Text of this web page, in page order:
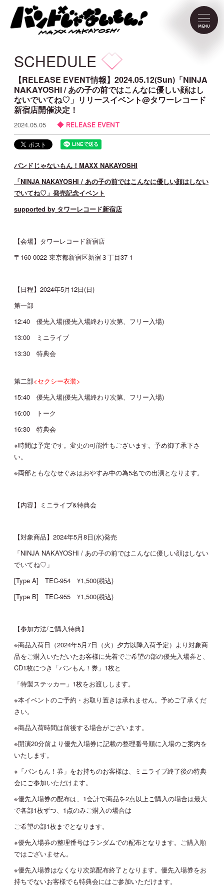
MENU
NEWS
PROFILE
VIDEO
DISCOGRAPHY
CONTACT
FC Menu
JOIN
MOVIE
GALLERY
TICKET
BIRTHDAY MAIL
SCHEDULE
【RELEASE EVENT情報】2024.05.12(Sun)「NINJA
NAKAYOSHI / あの子の前ではこんなに優しい顔はし
ないでいてね♡」リリースイベント@タワーレコード
新宿店開催決定！
2024.05.05 RELEASE EVENT
バンドじゃないもん！MAXX NAKAYOSHI
「NINJA NAKAYOSHI / あの子の前ではこんなに優しい顔はしない
でいてね♡」発売記念イベント
supported by タワーレコード新宿店
【会場】タワーレコード新宿店
〒160-0022 東京都新宿区新宿３丁目37-1
【日程】2024年5月12日(日)
第一部
12:40 優先入場(優先入場終わり次第、フリー入場)
13:00 ミニライブ
13:30 特典会
第二部<セクシー衣装>
15:40 優先入場(優先入場終わり次第、フリー入場)
16:00 トーク
16:30 特典会
※時間は予定です。変更の可能性もございます。予め御了承下さ
い。
※両部ともななせぐみはおやすみ中の為5名での出演となります。
【内容】ミニライブ&特典会
【対象商品】2024年5月8日(水)発売
「NINJA NAKAYOSHI / あの子の前ではこんなに優しい顔はしない
でいてね♡」
[Type A] TEC-954 ¥1,500(税込)
[Type B] TEC-955 ¥1,500(税込)
【参加方法/ご購入特典】
※商品入荷日（2024年5月7日（火）夕方以降入荷予定）より対象商
品をご購入いただいたお客様に先着でご希望の部の優先入場券と、
CD1枚につき「バンもん！券」1枚と
「特製ステッカー」1枚をお渡しします。
※本イベントのご予約・お取り置きは承れません。予めご了承くだ
さい。
※商品入荷時間は前後する場合がございます。
※開演20分前より優先入場券に記載の整理番号順に入場のご案内を
いたします。
※「バンもん！券」をお持ちのお客様は、ミニライブ終了後の特典
会にご参加いただけます。
※優先入場券の配布は、1会計で商品を2点以上ご購入の場合は最大
で各部1枚ずつ、1点のみご購入の場合は
ご希望の部1枚までとなります。
※優先入場券の整理番号はランダムでの配布となります。ご購入順
ではございません。
※優先入場券はなくなり次第配布終了となります。優先入場券をお
持ちでないお客様でも特典会にはご参加いただけます。